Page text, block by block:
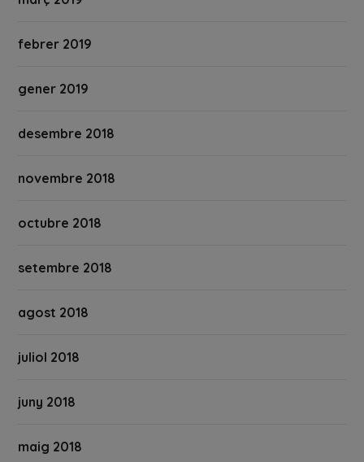
febrer 2019
gener 2019
desembre 2018
novembre 2018
octubre 2018
setembre 2018
agost 2018
juliol 2018
juny 2018
maig 2018